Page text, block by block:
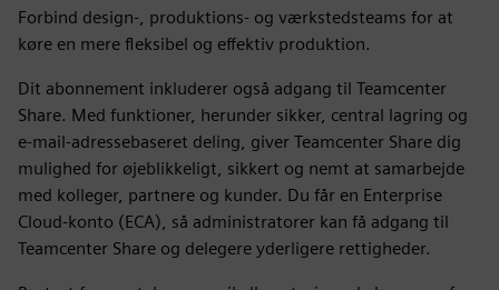
Forbind design-, produktions- og værkstedsteams for at
køre en mere fleksibel og effektiv produktion.
Dit abonnement inkluderer også adgang til Teamcenter
Share. Med funktioner, herunder sikker, central lagring og
e-mail-adressebaseret deling, giver Teamcenter Share dig
mulighed for øjeblikkeligt, sikkert og nemt at samarbejde
med kolleger, partnere og kunder. Du får en Enterprise
Cloud-konto (ECA), så administratorer kan få adgang til
Teamcenter Share og delegere yderligere rettigheder.